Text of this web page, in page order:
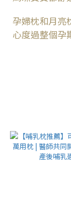
孕婦枕和月亮
心度過整個孕